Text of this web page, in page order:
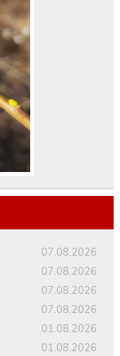
07.08.2026
07.08.2026
07.08.2026
07.08.2026
01.08.2026
01.08.2026